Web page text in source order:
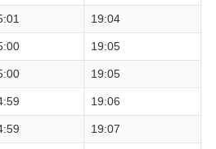
19:04
19:05
19:05
19:06
19:07